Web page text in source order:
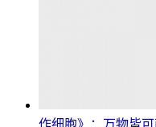
作细胞》：万物皆